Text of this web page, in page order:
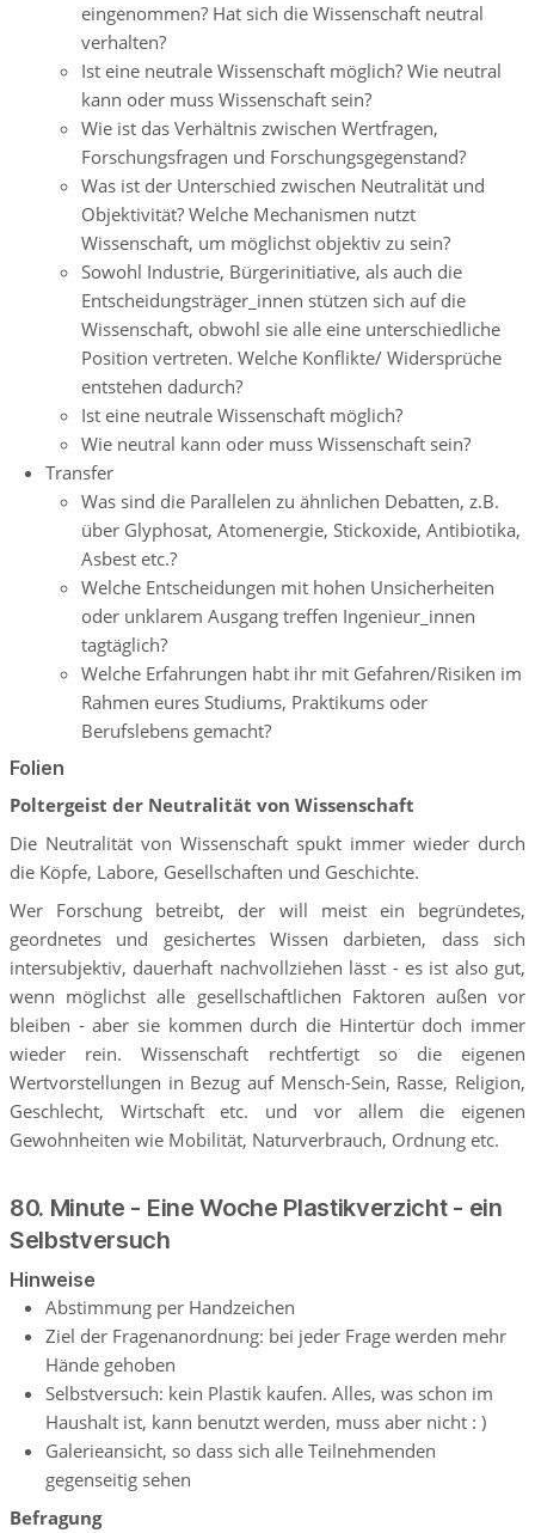
eingenommen? Hat sich die Wissenschaft neutral
verhalten?
Ist eine neutrale Wissenschaft möglich? Wie neutral
kann oder muss Wissenschaft sein?
Wie ist das Verhältnis zwischen Wertfragen,
Forschungsfragen und Forschungsgegenstand?
Was ist der Unterschied zwischen Neutralität und
Objektivität? Welche Mechanismen nutzt
Wissenschaft, um möglichst objektiv zu sein?
Sowohl Industrie, Bürgerinitiative, als auch die
Entscheidungsträger_innen stützen sich auf die
Wissenschaft, obwohl sie alle eine unterschiedliche
Position vertreten. Welche Konflikte/ Widersprüche
entstehen dadurch?
Ist eine neutrale Wissenschaft möglich?
Wie neutral kann oder muss Wissenschaft sein?
Transfer
Was sind die Parallelen zu ähnlichen Debatten, z.B.
über Glyphosat, Atomenergie, Stickoxide, Antibiotika,
Asbest etc.?
Welche Entscheidungen mit hohen Unsicherheiten
oder unklarem Ausgang treffen Ingenieur_innen
tagtäglich?
Welche Erfahrungen habt ihr mit Gefahren/Risiken im
Rahmen eures Studiums, Praktikums oder
Berufslebens gemacht?
Folien
Poltergeist der Neutralität von Wissenschaft
Die Neutralität von Wissenschaft spukt immer wieder durch
die Köpfe, Labore, Gesellschaften und Geschichte.
Wer Forschung betreibt, der will meist ein begründetes,
geordnetes und gesichertes Wissen darbieten, dass sich
intersubjektiv, dauerhaft nachvollziehen lässt - es ist also gut,
wenn möglichst alle gesellschaftlichen Faktoren außen vor
bleiben - aber sie kommen durch die Hintertür doch immer
wieder rein. Wissenschaft rechtfertigt so die eigenen
Wertvorstellungen in Bezug auf Mensch-Sein, Rasse, Religion,
Geschlecht, Wirtschaft etc. und vor allem die eigenen
Gewohnheiten wie Mobilität, Naturverbrauch, Ordnung etc.
80. Minute - Eine Woche Plastikverzicht - ein
Selbstversuch
Hinweise
Abstimmung per Handzeichen
Ziel der Fragenanordnung: bei jeder Frage werden mehr
Hände gehoben
Selbstversuch: kein Plastik kaufen. Alles, was schon im
Haushalt ist, kann benutzt werden, muss aber nicht : )
Galerieansicht, so dass sich alle Teilnehmenden
gegenseitig sehen
Befragung